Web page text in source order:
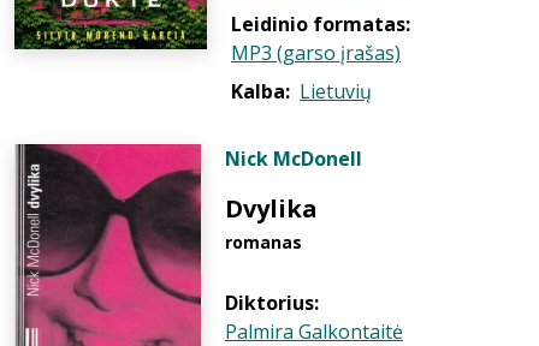
Leidinio formatas:
MP3 (garso įrašas)
Kalba: Lietuvių
Nick McDonell
Dvylika
romanas
Diktorius:
Palmira Galkontaitė